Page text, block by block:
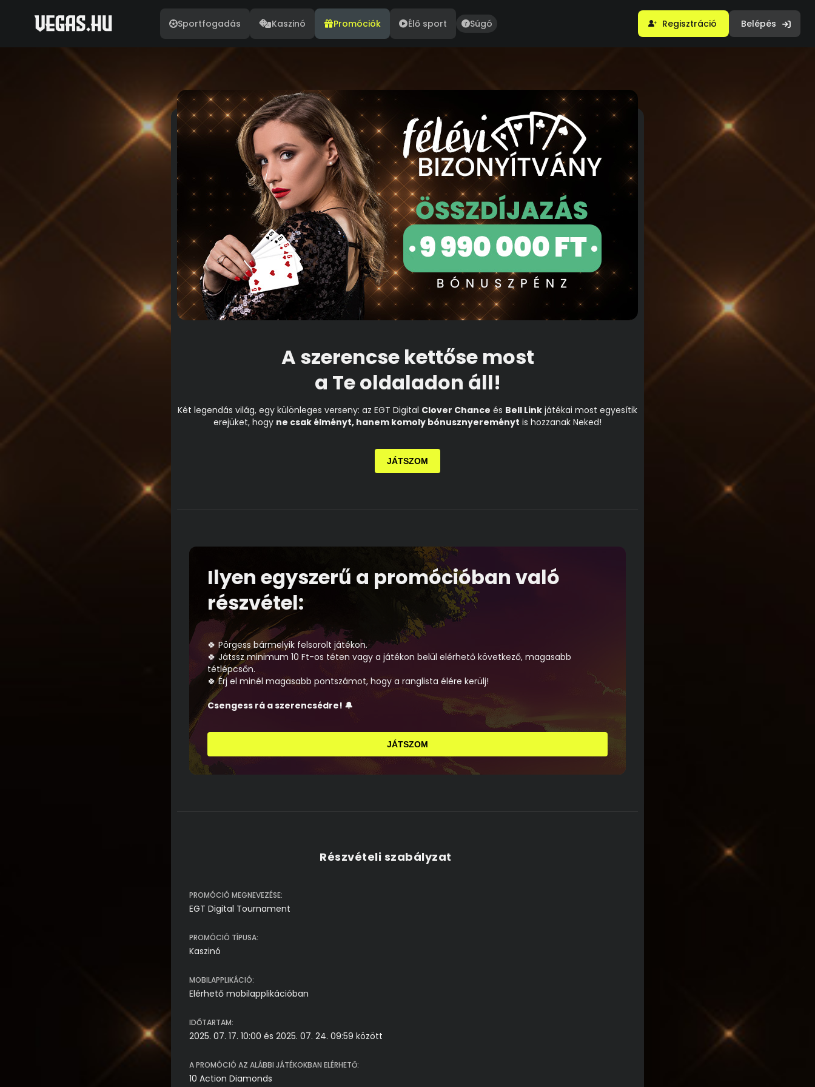
Sportfogadás Kaszinó Promóciók Élő sport Súgó Regisztráció Belépés
A szerencse kettőse most
a Te oldaladon áll!
Két legendás világ, egy különleges verseny: az EGT Digital Clover Chance és Bell Link játékai most egyesítik
erejüket, hogy ne csak élményt, hanem komoly bónusznyereményt is hozzanak Neked!
JÁTSZOM
Ilyen egyszerű a promócióban való
részvétel:
🍀 Pörgess bármelyik felsorolt játékon.
🍀 Játssz minimum 10 Ft-os téten vagy a játékon belül elérhető következő, magasabb
tétlépcsőn.
🍀 Érj el minél magasabb pontszámot, hogy a ranglista élére kerülj!
Csengess rá a szerencsédre! 🔔
JÁTSZOM
Részvételi szabályzat
PROMÓCIÓ MEGNEVEZÉSE:
EGT Digital Tournament
PROMÓCIÓ TÍPUSA:
Kaszinó
MOBILAPPLIKÁCIÓ:
Elérhető mobilapplikációban
IDŐTARTAM:
2025. 07. 17. 10:00 és 2025. 07. 24. 09:59 között
A PROMÓCIÓ AZ ALÁBBI JÁTÉKOKBAN ELÉRHETŐ:
10 Action Diamonds